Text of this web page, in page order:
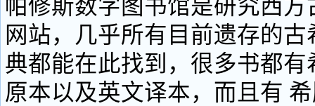
帕修斯数字图书馆是研究西
网站，几乎所有目前遗存的
典都能在此找到，很多书都
原本以及英文译本，而且有